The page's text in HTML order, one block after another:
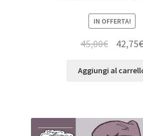
IN OFFERTA!
45,00€ 42,75€
Aggiungi al